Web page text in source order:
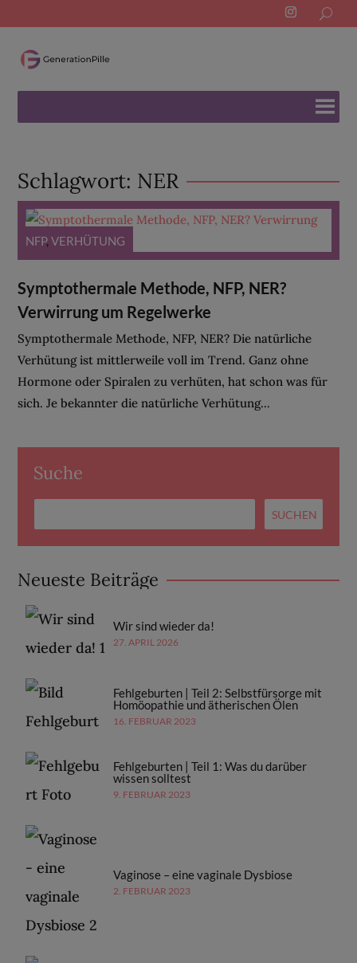
for:
Schlagwort: NER
NFP,VERHÜTUNG
Symptothermale Methode, NFP, NER?
Verwirrung um Regelwerke
Symptothermale Methode, NFP, NER? Die natürliche
Verhütung ist mittlerweile voll im Trend. Ganz ohne
Hormone oder Spiralen zu verhüten, hat schon was für
sich. Je bekannter die natürliche Verhütung...
Suche
Neueste Beiträge
Wir sind wieder da!
27. APRIL 2026
Fehlgeburten | Teil 2: Selbstfürsorge mit
Homöopathie und ätherischen Ölen
16. FEBRUAR 2023
Fehlgeburten | Teil 1: Was du darüber
wissen solltest
9. FEBRUAR 2023
Vaginose – eine vaginale Dysbiose
2. FEBRUAR 2023